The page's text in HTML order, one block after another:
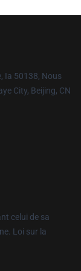
Ia 50138, Nous
City, Beijing, CN
celui de sa
Loi sur la